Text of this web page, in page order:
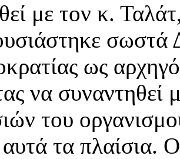
με τον κ.
σωστά
ως
να
του
τα πλαίσια.